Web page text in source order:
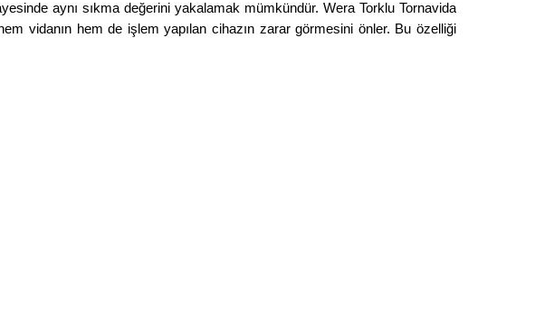
aynı sıkma değerini yakalamak mümkündür. Wera Torklu Tornavida
vidanın hem de işlem yapılan cihazın zarar görmesini önler. Bu özelliği